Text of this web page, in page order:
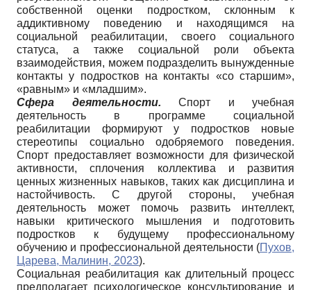
собственной оценки подростком, склонным к
аддиктивному поведению и находящимся на
социальной реабилитации, своего социального
статуса, а также социальной роли объекта
взаимодействия, можем подразделить вынужденные
контакты у подростков на контакты «со старшим»,
«равным» и «младшим».
Сфера деятельности. Спорт и учебная
деятельность в программе социальной
реабилитации формируют у подростков новые
стереотипы социально одобряемого поведения.
Спорт предоставляет возможности для физической
активности, сплочения коллектива и развития
ценных жизненных навыков, таких как дисциплина и
настойчивость. С другой стороны, учебная
деятельность может помочь развить интеллект,
навыки критического мышления и подготовить
подростков к будущему профессиональному
обучению и профессиональной деятельности (Пухов,
Царева, Малинин, 2023).
Социальная реабилитация как длительный процесс
предполагает психологическое консультирование и